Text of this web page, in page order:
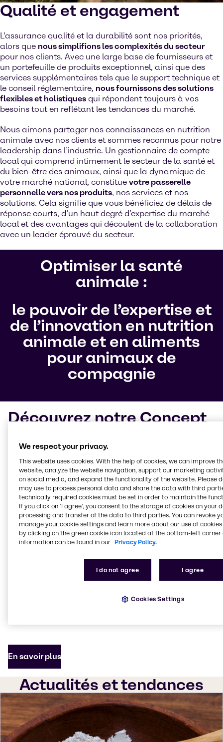
Qualité et engagement
L’assurance qualité et la durabilité sont nos priorités,
alors que nous simplifions les complexités du secteur
pour nos clients. Avec une large base de fournisseurs et
un portefeuille de produits exceptionnel, ainsi que des
services supplémentaires tels que le support technique et
le conseil réglementaire, nous fournissons des solutions
flexibles et holistiques qui répondent toujours à vos
besoins tout en reflétant les tendances du marché.
Nous aimons partager nos connaissances en nutrition
animale avec nos clients et sommes reconnus pour notre
leadership dans l’industrie. Un gestionnaire de compte
local qui comprend intimement le secteur de la santé et
du bien-être des animaux, ainsi que la dynamique de
votre marché national, constitue votre passerelle
personnelle vers nos produits, nos services et nos
solutions. Cela signifie que vous bénéficiez de délais de
réponse courts, d’un haut degré d’expertise du marché
local et des avantages qui découlent de la collaboration
avec un leader éprouvé du secteur.
Optimiser la santé
animale :
le pouvoir de l’expertise et
de l’innovation en nutrition
animale et en aliments
pour animaux de
compagnie
Découvrez notre Concept
Dans le but deproduire des régimes moins
médicamenteux, nous avons développé notre
Concept Total, un outil pour mieux comprendre
comment nourrir les animaux tout en apportant des
solutions adaptées à des problèmes spécifiques. Le
Concept Totalcouvre quatre domaines cléset
contient plusieurs produits qui peuvent être utilisés
individuellement ou en combinaison, en tenant
compte des besoins alimentaires et du bien-être des
notre Concept Total
sont
largement démontrées par des décennies de
collaboration avec des universités, des laboratoires
de recherche indépendants et par des travaux
En savoir plus
Actualités et tendances
We respect your privacy.
This website uses cookies. With the help of cookies, we can improve
website, analyze the website navigation, support our marketing
on social media, and expand the functionality of the website. Please
may use to process personal data and share the data with third
technically required cookies must be set in order to maintain the
If you click on ’I agree’, you consent to the storage of cookies on your
processing and transfer of the data to third parties. You can revoke
manage your cookie settings and learn more about our use of cookies
by clicking on the green cookie icon located at the bottom-left corner
information can be found in our Privacy Policy.
I do not agree I agree
Cookies Settings